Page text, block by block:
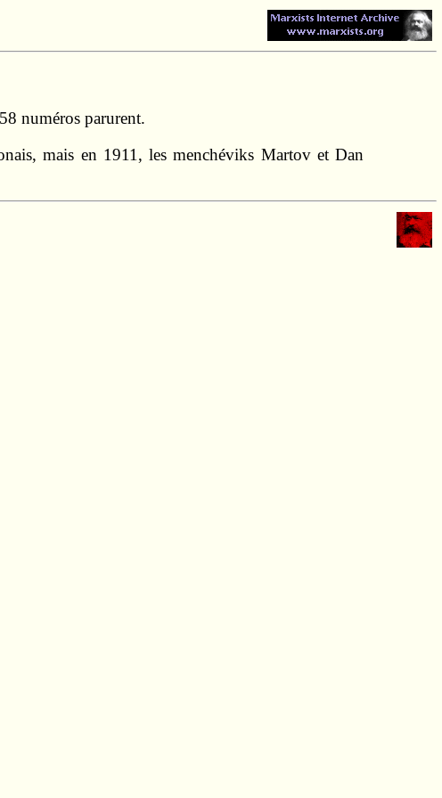
numéros parurent.
mais en 1911, les menchéviks Martov et Dan